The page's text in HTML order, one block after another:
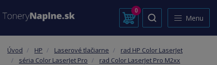
0
Menu
Úvod HP Laserové tlačiarne
rad HP Color LaserJet
séria Color LaserJet Pro
rad Color LaserJet Pro M2xx